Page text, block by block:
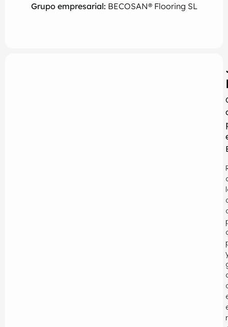
Grupo empresarial: BECOSAN® Flooring SL